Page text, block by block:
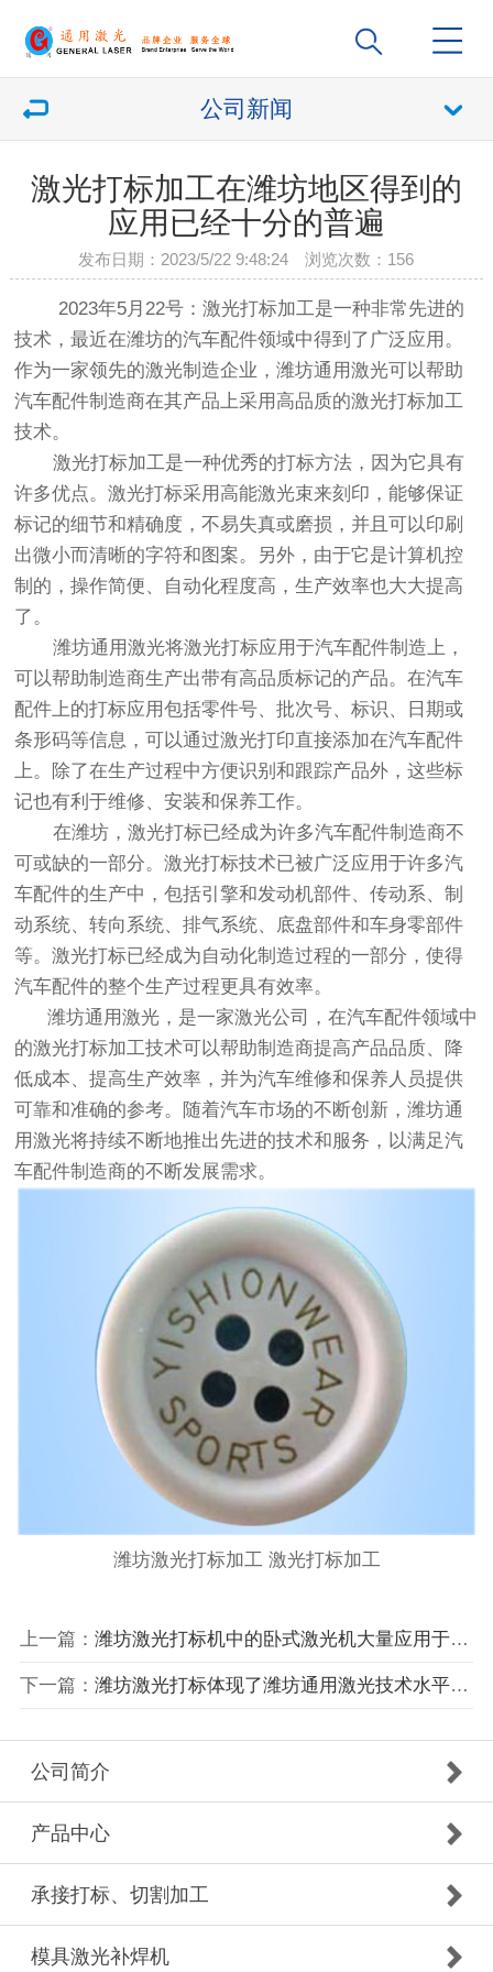
公司新闻
激光打标加工在潍坊地区得到的
应用已经十分的普遍
发布日期：2023/5/22 9:48:24 浏览次数： 156
2023年5月22号：激光打标加工是一种非常先进的
技术，最近在潍坊的汽车配件领域中得到了广泛应用。
作为一家领先的激光制造企业，潍坊通用激光可以帮助
汽车配件制造商在其产品上采用高品质的激光打标加工
技术。
激光打标加工是一种优秀的打标方法，因为它具有
许多优点。激光打标采用高能激光束来刻印，能够保证
标记的细节和精确度，不易失真或磨损，并且可以印刷
出微小而清晰的字符和图案。另外，由于它是计算机控
制的，操作简便、自动化程度高，生产效率也大大提高
了。
潍坊通用激光将激光打标应用于汽车配件制造上，
可以帮助制造商生产出带有高品质标记的产品。在汽车
配件上的打标应用包括零件号、批次号、标识、日期或
条形码等信息，可以通过激光打印直接添加在汽车配件
上。除了在生产过程中方便识别和跟踪产品外，这些标
记也有利于维修、安装和保养工作。
在潍坊，激光打标已经成为许多汽车配件制造商不
可或缺的一部分。激光打标技术已被广泛应用于许多汽
车配件的生产中，包括引擎和发动机部件、传动系、制
动系统、转向系统、排气系统、底盘部件和车身零部件
等。激光打标已经成为自动化制造过程的一部分，使得
汽车配件的整个生产过程更具有效率。
潍坊通用激光，是一家激光公司，在汽车配件领域中
的激光打标加工技术可以帮助制造商提高产品品质、降
低成本、提高生产效率，并为汽车维修和保养人员提供
可靠和准确的参考。随着汽车市场的不断创新，潍坊通
用激光将持续不断地推出先进的技术和服务，以满足汽
车配件制造商的不断发展需求。
潍坊激光打标加工 激光打标加工
上一篇： 潍坊激光打标机中的卧式激光机大量应用于飞轮行业
下一篇： 潍坊激光打标体现了潍坊通用激光技术水平及业务范围
公司简介
产品中心
承接打标、切割加工
模具激光补焊机